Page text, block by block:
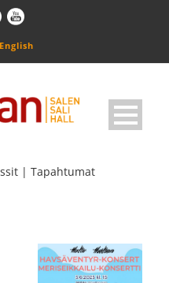
English
| Tapahtumat